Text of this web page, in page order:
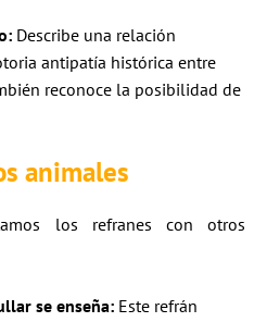
Describe una relación
antipatía histórica entre
reconoce la posibilidad de
animales
los refranes con otros
se enseña: Este refrán